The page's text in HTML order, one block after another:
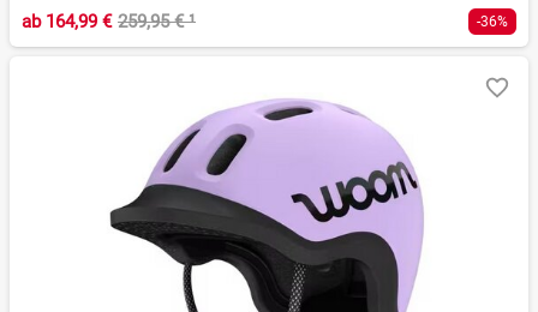
ab164,99 € 259,95 €¹ -36%